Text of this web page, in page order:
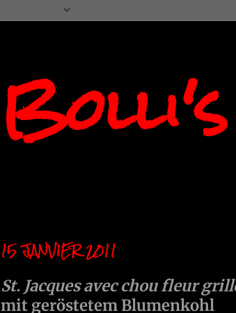
15 JANVIER 2011
St. Jacques avec chou fleur
mit geröstetem Blumenkohl